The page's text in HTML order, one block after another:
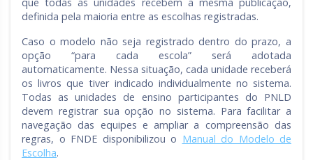
definida pela maioria entre as escolhas registradas.
Caso o modelo não seja registrado dentro do prazo, a
opção “para cada escola” será adotada
automaticamente. Nessa situação, cada unidade receberá
os livros que tiver indicado individualmente no sistema.
Todas as unidades de ensino participantes do PNLD
devem registrar sua opção no sistema. Para facilitar a
navegação das equipes e ampliar a compreensão das
regras, o FNDE disponibilizou o Manual do Modelo de
Escolha.